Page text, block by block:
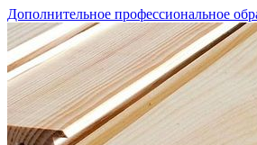
Дополнительное профессиональное